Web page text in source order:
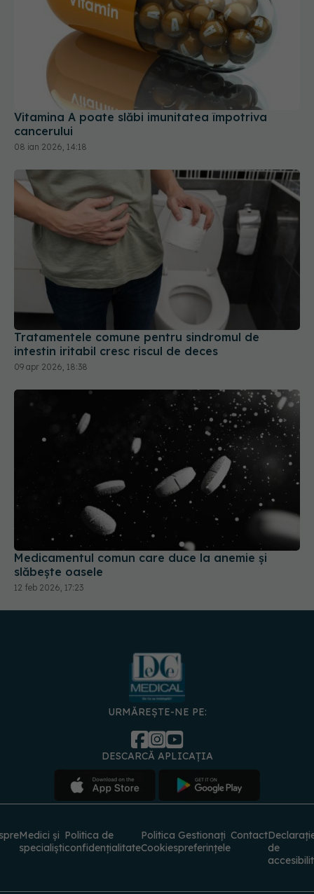
Vitamina A poate slăbi imunitatea împotriva
cancerului
08 ian 2026, 14:18
Tratamentele comune pentru sindromul de
intestin iritabil cresc riscul de deces
09 apr 2026, 18:38
Medicamentul comun care duce la anemie și
slăbește oasele
12 feb 2026, 17:23
URMĂREȘTE-NE PE:
DESCARCĂ APLICAȚIA
Medici și
specialiști
Politica de
confidențialitate
Politica
Cookies
Gestionați
preferințele
Contact
de